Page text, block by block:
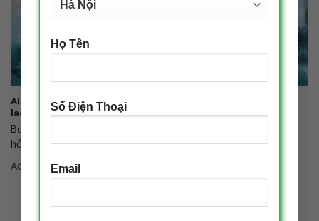
Họ Tên
Số Điện Thoại
Email
AI không còn là xu hướng – mà là “luật chơi mới” của thị trường
lao động
Bước sang năm 2026, trí tuệ nhân tạo không còn dừng ở vai trò
hỗ
Admin
14/04/2026